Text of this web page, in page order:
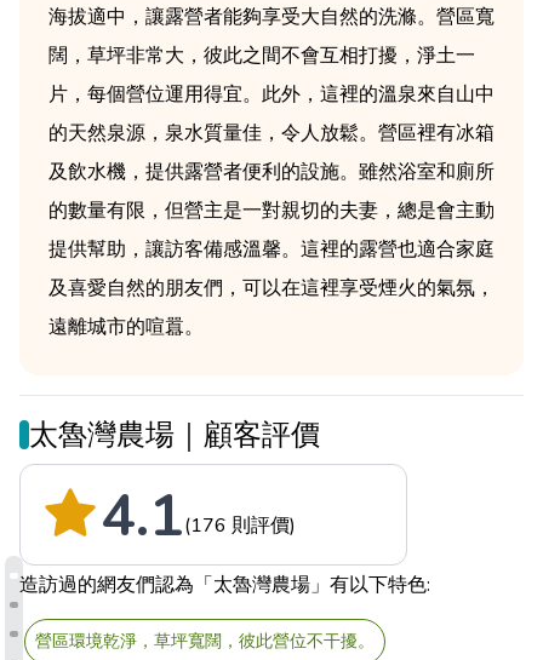
海拔適中，讓露營者能夠享受大自然的洗滌。營區寬
闊，草坪非常大，彼此之間不會互相打擾，淨土一
片，每個營位運用得宜。此外，這裡的溫泉來自山中
的天然泉源，泉水質量佳，令人放鬆。營區裡有冰箱
及飲水機，提供露營者便利的設施。雖然浴室和廁所
的數量有限，但營主是一對親切的夫妻，總是會主動
提供幫助，讓訪客備感溫馨。這裡的露營也適合家庭
及喜愛自然的朋友們，可以在這裡享受煙火的氣氛，
遠離城市的喧囂。
太魯灣農場｜顧客評價
4.1(176 則評價)
造訪過的網友們認為「太魯灣農場」有以下特色:
營區環境乾淨，草坪寬闊，彼此營位不干擾。